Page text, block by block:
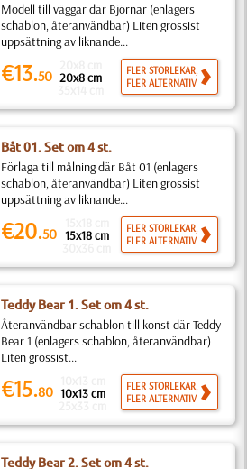
Modell till väggar där Björnar (enlagers
schablon, återanvändbar) Liten grossist
uppsättning av liknande...
€13.50 20x8 cm
FLER STORLEKAR,
FLER ALTERNATIV
Båt 01. Set om 4 st.
Förlaga till målning där Båt 01 (enlagers
schablon, återanvändbar) Liten grossist
uppsättning av liknande...
€20.50 15x18 cm
FLER STORLEKAR,
FLER ALTERNATIV
Teddy Bear 1. Set om 4 st.
Återanvändbar schablon till konst där Teddy
Bear 1 (enlagers schablon, återanvändbar)
Liten grossist...
€15.80 10x13 cm
FLER STORLEKAR,
FLER ALTERNATIV
Teddy Bear 2. Set om 4 st.